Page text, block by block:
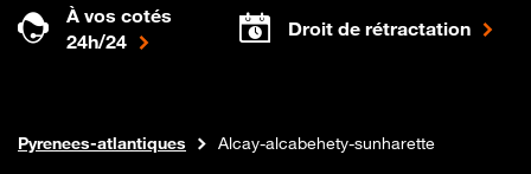
À vos cotés
24h/24
Droit de rétractation
Boutique Orange
Internet fibreNouvelle-aquitaine
Pyrenees-atlantiques Alcay-alcabehety-sunharette